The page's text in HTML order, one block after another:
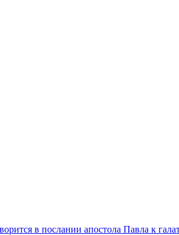
в послании апостола Павла к